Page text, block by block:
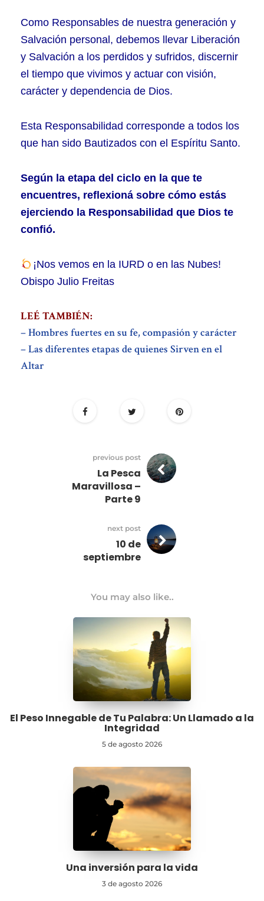
Como Responsables de nuestra generación y
Salvación personal, debemos llevar Liberación
y Salvación a los perdidos y sufridos, discernir
el tiempo que vivimos y actuar con visión,
carácter y dependencia de Dios.
Esta Responsabilidad corresponde a todos los
que han sido Bautizados con el Espíritu Santo.
Según la etapa del ciclo en la que te
encuentres, reflexioná sobre cómo estás
ejerciendo la Responsabilidad que Dios te
confió.
¡Nos vemos en la IURD o en las Nubes!
Obispo Julio Freitas
LEÉ TAMBIÉN:
– Hombres fuertes en su fe, compasión y carácter
– Las diferentes etapas de quienes Sirven en el
Altar
previous post
La Pesca
Maravillosa –
Parte 9
next post
10 de
septiembre
You may also like..
El Peso Innegable de Tu Palabra: Un Llamado a la
Integridad
5 de agosto 2026
Una inversión para la vida
3 de agosto 2026